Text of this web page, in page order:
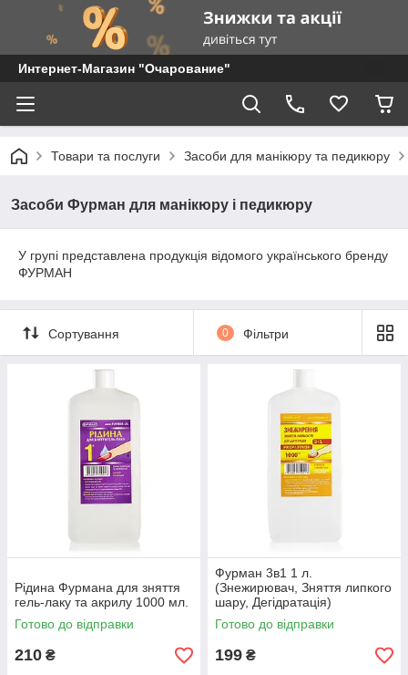
Интернет-Магазин "Очарование"
Товари та послуги Засоби для манікюру та педикюру
Засоби Фурман для манікюру і педикюру
У групі представлена продукція відомого українського бренду
ФУРМАН
Сортування 0 Фільтри
Рідина Фурмана для зняття
гель-лаку та акрилу 1000 мл.
Готово до відправки
210 ₴
Фурман 3в1 1 л.
(Знежирювач, Зняття липкого
шару, Дегідратація)
Готово до відправки
199 ₴